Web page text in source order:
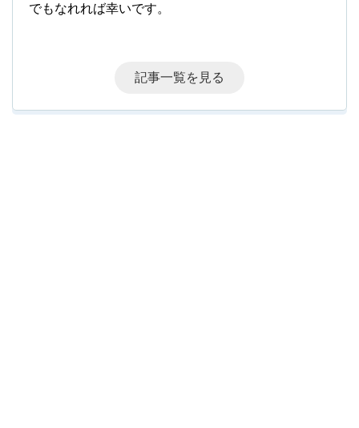
でもなれれば幸いです。
記事一覧を見る